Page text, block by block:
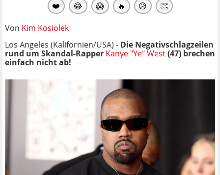
❤️ 😂 😱 🔥 😥 👏
Von Kim Kosiolek
Los Angeles (Kalifornien/USA) - Die Negativschlagzeilen
rund um Skandal-Rapper Kanye "Ye" West(47) brechen
einfach nicht ab!